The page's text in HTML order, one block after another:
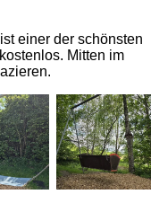
einer der schönsten
Mitten im